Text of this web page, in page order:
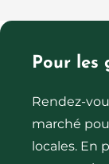
Pour les
Rendez-
marché
locales. En